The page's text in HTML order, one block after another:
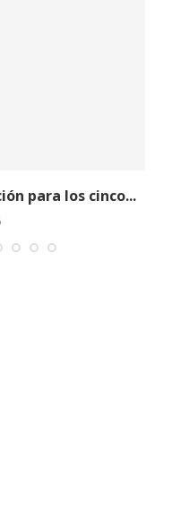
para los cinco...